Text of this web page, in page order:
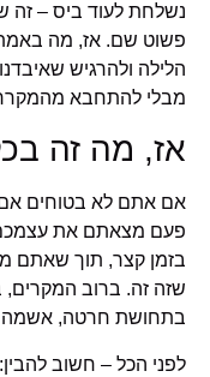
נשלחת לעוד ביס –
פשוט שם. אז, מה
הלילה ולהרגיש
מבלי להתחבא
אז, מה זה
אם אתם לא בטוחים אם
פעם מצאתם את עצמכם
בזמן קצר, תוך שאתם
שזה זה. ברוב המקרים,
בתחושת חרטה, אשמה
לפני הכל – חשוב להבין: